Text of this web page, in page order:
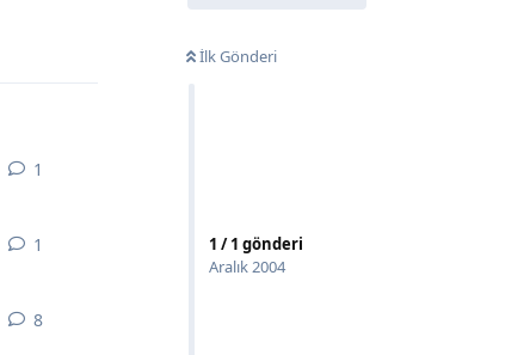
İlk Gönderi
1 /1 gönderi
Aralık 2004
1
1
8